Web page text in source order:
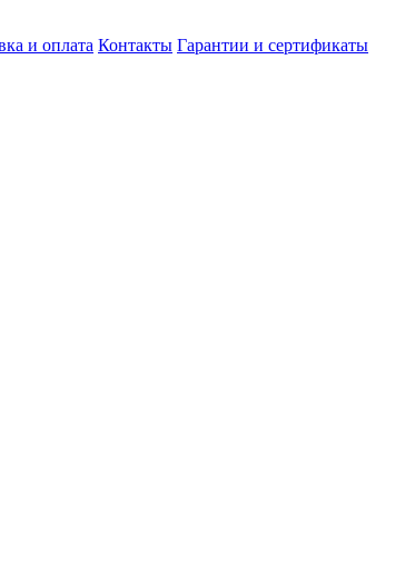
и оплата Контакты Гарантии и сертификаты